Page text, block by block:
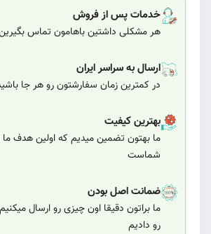
خدمات پس از فروش
هر مشکلی داشتین باهامون تماس بگیرین
ارسال به سراسر ایران
در کمترین زمان سفارشتون رو هر جا
بهترین کیفیت
ما بهتون تضمین میدیم که اولین هدف ما
شماست
ضمانت اصل بودن
ما براتون دقیقا اون چیزی رو ارسال
رو دادیم